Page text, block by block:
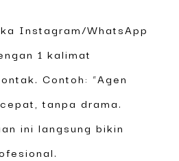
Instagram/WhatsApp
1 kalimat
Contoh: “Agen
tanpa drama.
ini langsung bikin